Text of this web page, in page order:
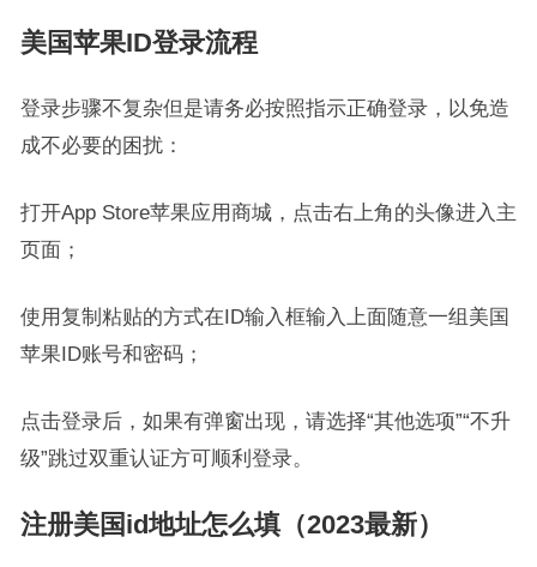
美国苹果ID登录流程
登录步骤不复杂但是请务必按照指示正确登录，以免造
成不必要的困扰：
打开App Store苹果应用商城，点击右上角的头像进入主
页面；
使用复制粘贴的方式在ID输入框输入上面随意一组美国
苹果ID账号和密码；
点击登录后，如果有弹窗出现，请选择“其他选项”“不升
级”跳过双重认证方可顺利登录。
注册美国id地址怎么填（2023最新）